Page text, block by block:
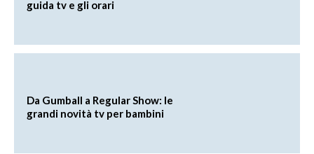
guida tv e gli orari
Da Gumball a Regular Show: le
grandi novità tv per bambini